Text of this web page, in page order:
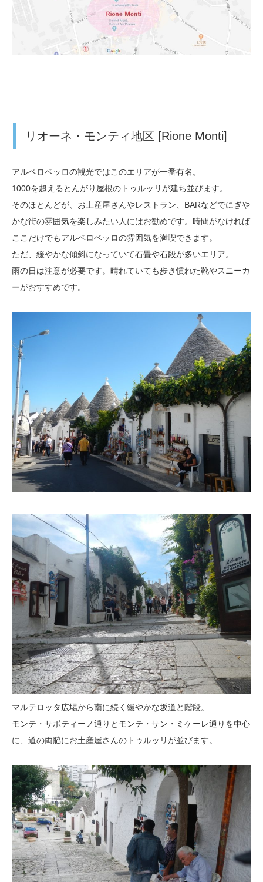
リオーネ・モンティ地区 [Rione Monti]
アルベロベッロの観光ではこのエリアが一番有名。
1000を超えるとんがり屋根のトゥルッリが建ち並びます。
そのほとんどが、お土産屋さんやレストラン、BARなどでにぎや
かな街の雰囲気を楽しみたい人にはお勧めです。時間がなければ
ここだけでもアルベロベッロの雰囲気を満喫できます。
ただ、緩やかな傾斜になっていて石畳や石段が多いエリア。
雨の日は注意が必要です。晴れていても歩き慣れた靴やスニーカ
ーがおすすめです。
マルテロッタ広場から南に続く緩やかな坂道と階段。
モンテ・サボティーノ通りとモンテ・サン・ミケーレ通りを中心
に、道の両脇にお土産屋さんのトゥルッリが並びます。